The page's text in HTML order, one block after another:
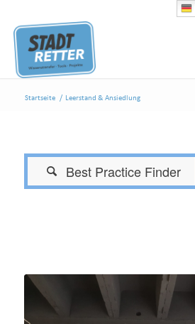
Startseite / Leerstand & Ansiedlung
